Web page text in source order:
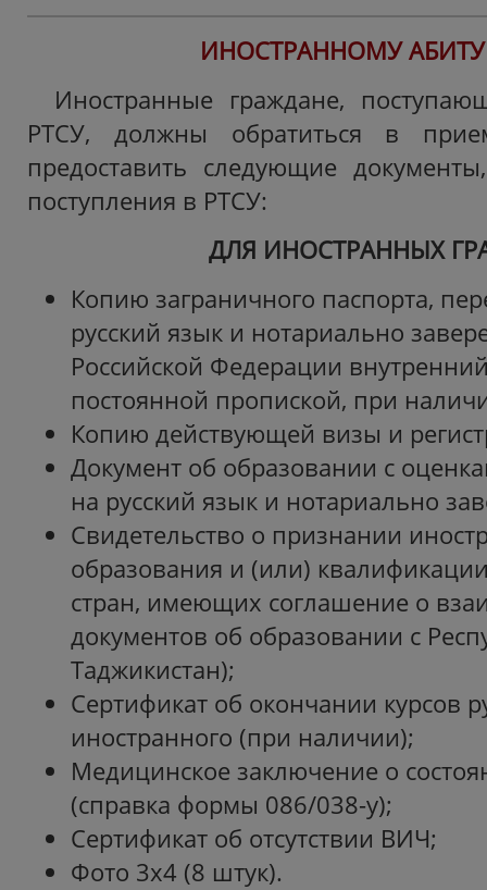
ИНОСТРАННОМУ
Иностранные граждане,
РТСУ, должны обратиться в
предоставить следующие
поступления в РТСУ:
ДЛЯ ИНОСТРАННЫХ
Копию заграничного паспорта,
русский язык и нотариально
Российской Федерации
постоянной пропиской, при
Копию действующей визы и
Документ об образовании с
на русский язык и нотариально
Свидетельство о признании
образования и (или)
стран, имеющих соглашение о
документов об образовании с
Таджикистан);
Сертификат об окончании курсов
иностранного (при наличии);
Медицинское заключение о
(справка формы 086/038-у);
Сертификат об отсутствии ВИЧ;
Фото 3x4 (8 штук).